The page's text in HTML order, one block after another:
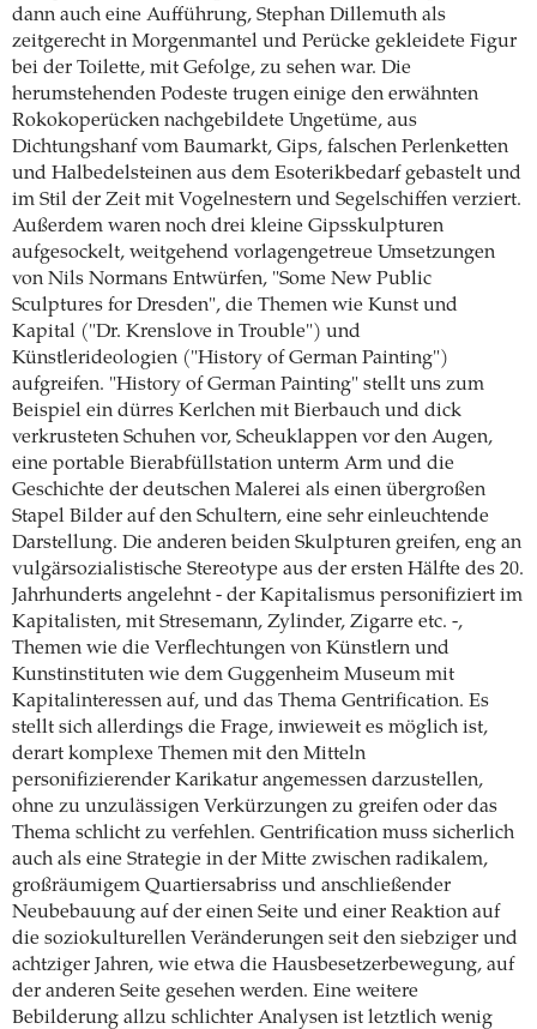
dann auch eine Aufführung, Stephan Dillemuth als
zeitgerecht in Morgenmantel und Perücke gekleidete Figur
bei der Toilette, mit Gefolge, zu sehen war. Die
herumstehenden Podeste trugen einige den erwähnten
Rokokoperücken nachgebildete Ungetüme, aus
Dichtungshanf vom Baumarkt, Gips, falschen Perlenketten
und Halbedelsteinen aus dem Esoterikbedarf gebastelt und
im Stil der Zeit mit Vogelnestern und Segelschiffen verziert.
Außerdem waren noch drei kleine Gipsskulpturen
aufgesockelt, weitgehend vorlagengetreue Umsetzungen
von Nils Normans Entwürfen, "Some New Public
Sculptures for Dresden", die Themen wie Kunst und
Kapital ("Dr. Krenslove in Trouble") und
Künstlerideologien ("History of German Painting")
aufgreifen. "History of German Painting" stellt uns zum
Beispiel ein dürres Kerlchen mit Bierbauch und dick
verkrusteten Schuhen vor, Scheuklappen vor den Augen,
eine portable Bierabfüllstation unterm Arm und die
Geschichte der deutschen Malerei als einen übergroßen
Stapel Bilder auf den Schultern, eine sehr einleuchtende
Darstellung. Die anderen beiden Skulpturen greifen, eng an
vulgärsozialistische Stereotype aus der ersten Hälfte des 20.
Jahrhunderts angelehnt - der Kapitalismus personifiziert im
Kapitalisten, mit Stresemann, Zylinder, Zigarre etc. -,
Themen wie die Verflechtungen von Künstlern und
Kunstinstituten wie dem Guggenheim Museum mit
Kapitalinteressen auf, und das Thema Gentrification. Es
stellt sich allerdings die Frage, inwieweit es möglich ist,
derart komplexe Themen mit den Mitteln
personifizierender Karikatur angemessen darzustellen,
ohne zu unzulässigen Verkürzungen zu greifen oder das
Thema schlicht zu verfehlen. Gentrification muss sicherlich
auch als eine Strategie in der Mitte zwischen radikalem,
großräumigem Quartiersabriss und anschließender
Neubebauung auf der einen Seite und einer Reaktion auf
die soziokulturellen Veränderungen seit den siebziger und
achtziger Jahren, wie etwa die Hausbesetzerbewegung, auf
der anderen Seite gesehen werden. Eine weitere
Bebilderung allzu schlichter Analysen ist letztlich wenig